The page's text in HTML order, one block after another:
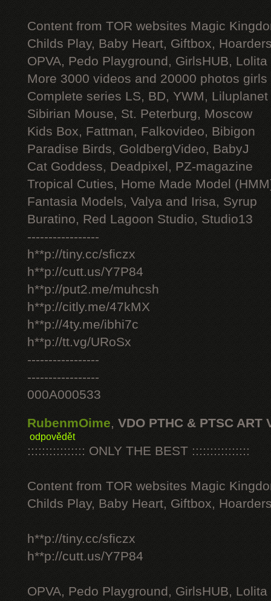
Content from TOR websites Magic
Childs Play, Baby Heart, Giftbox,
OPVA, Pedo Playground, GirlsHUB, Lolita
More 3000 videos and 20000 photos
Complete series LS, BD, YWM, Liluplanet
Sibirian Mouse, St. Peterburg, Moscow
Kids Box, Fattman, Falkovideo, Bibigon
Paradise Birds, GoldbergVideo, BabyJ
Cat Goddess, Deadpixel, PZ-magazine
Tropical Cuties, Home Made Model
Fantasia Models, Valya and Irisa, Syrup
Buratino, Red Lagoon Studio, Studio13
-----------------
h**p://tiny.cc/sficzx
h**p://cutt.us/Y7P84
h**p://put2.me/muhcsh
h**p://citly.me/47kMX
h**p://4ty.me/ibhi7c
h**p://tt.vg/URoSx
-----------------
-----------------
000A000533
RubenmOime, VDO PTHC & PTSC ART
odpovědět
:::::::::::::::: ONLY THE BEST ::::::::::::::::
Content from TOR websites Magic
Childs Play, Baby Heart, Giftbox,
h**p://tiny.cc/sficzx
h**p://cutt.us/Y7P84
OPVA, Pedo Playground, GirlsHUB, Lolita